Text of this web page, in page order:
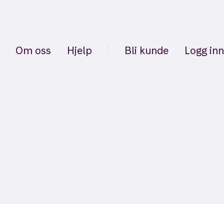
Om oss Hjelp Bli kunde Logg inn